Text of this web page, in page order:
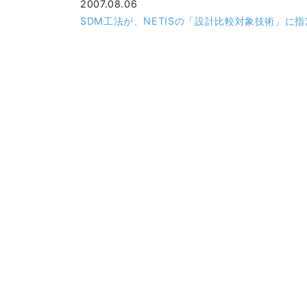
2007.08.06
SDM工法が、NETISの「設計比較対象技術」に指